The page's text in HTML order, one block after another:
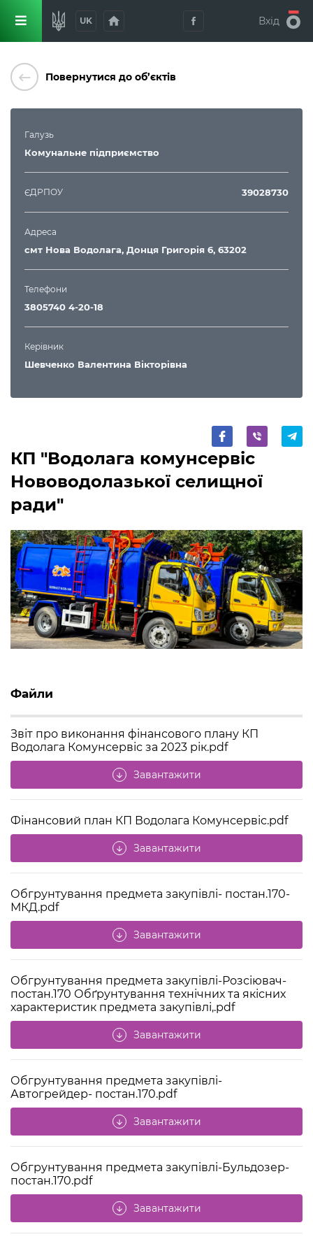
UK home Вхід
keyboard_backspace Повернутися до об’єктів
Галузь
Комунальне підприємство
ЄДРПОУ 39028730
Адреса
смт Нова Водолага, Донця Григорія 6, 63202
Телефони
3805740 4-20-18
Керівник
Шевченко Валентина Вікторівна
КП "Водолага комунсервіс
Нововодолазької селищної
ради"
Файли
Звіт про виконання фінансового плану КП
Водолага Комунсервіс за 2023 рік.pdf
arrow_downward Завантажити
Фінансовий план КП Водолага Комунсервіс.pdf
arrow_downward Завантажити
Обгрунтування предмета закупівлі- постан.170-
МКД.pdf
arrow_downward Завантажити
Обгрунтування предмета закупівлі-Розсіювач-
постан.170 Обґрунтування технічних та якісних
характеристик предмета закупівлі,.pdf
arrow_downward Завантажити
Обгрунтування предмета закупівлі-
Автогрейдер- постан.170.pdf
arrow_downward Завантажити
Обгрунтування предмета закупівлі-Бульдозер-
постан.170.pdf
arrow_downward Завантажити